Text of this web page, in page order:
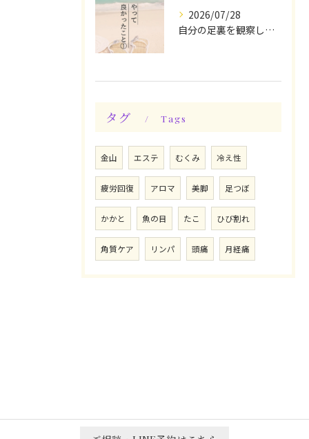
2026/07/28
自分の足裏を観察してみる！やって良かったぁ〜♪
タグ Tags
金山 エステ むくみ 冷え性
疲労回復 アロマ 美脚 足つぼ
かかと 魚の目 たこ ひび割れ
角質ケア リンパ 頭痛 月経痛